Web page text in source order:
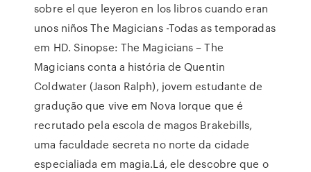
sobre el que leyeron en los libros cuando eran
unos niños The Magicians -Todas as temporadas
em HD. Sinopse: The Magicians – The
Magicians conta a história de Quentin
Coldwater (Jason Ralph), jovem estudante de
gradução que vive em Nova Iorque que é
recrutado pela escola de magos Brakebills,
uma faculdade secreta no norte da cidade
especialiada em magia.Lá, ele descobre que o